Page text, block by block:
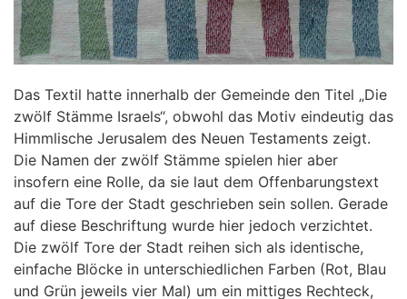
Das Textil hatte innerhalb der Gemeinde den Titel „Die
zwölf Stämme Israels“, obwohl das Motiv eindeutig das
Himmlische Jerusalem des Neuen Testaments zeigt.
Die Namen der zwölf Stämme spielen hier aber
insofern eine Rolle, da sie laut dem Offenbarungstext
auf die Tore der Stadt geschrieben sein sollen. Gerade
auf diese Beschriftung wurde hier jedoch verzichtet.
Die zwölf Tore der Stadt reihen sich als identische,
einfache Blöcke in unterschiedlichen Farben (Rot, Blau
und Grün jeweils vier Mal) um ein mittiges Rechteck,